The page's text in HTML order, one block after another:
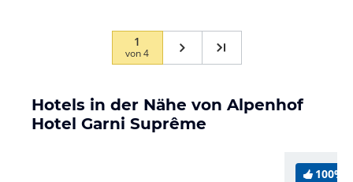
1
von4
Hotels in der Nähe von Alpenhof
Hotel Garni Suprême
100%